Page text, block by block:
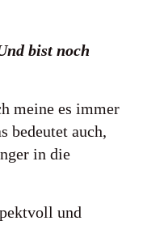
bist noch
meine es immer
bedeutet auch,
in die
und